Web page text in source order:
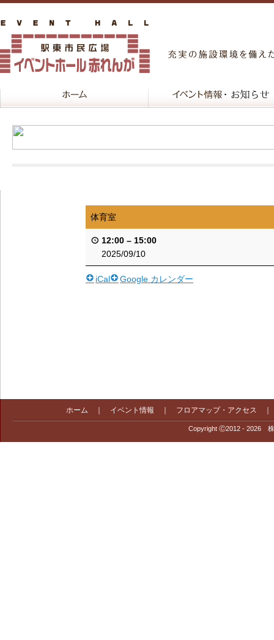
体育室
12:00 – 15:00
2025/09/10
iCal Google カレンダー
ホーム イベント情報 フロアマップ・アクセス
Copyright Ⓒ2012 - 2026 株